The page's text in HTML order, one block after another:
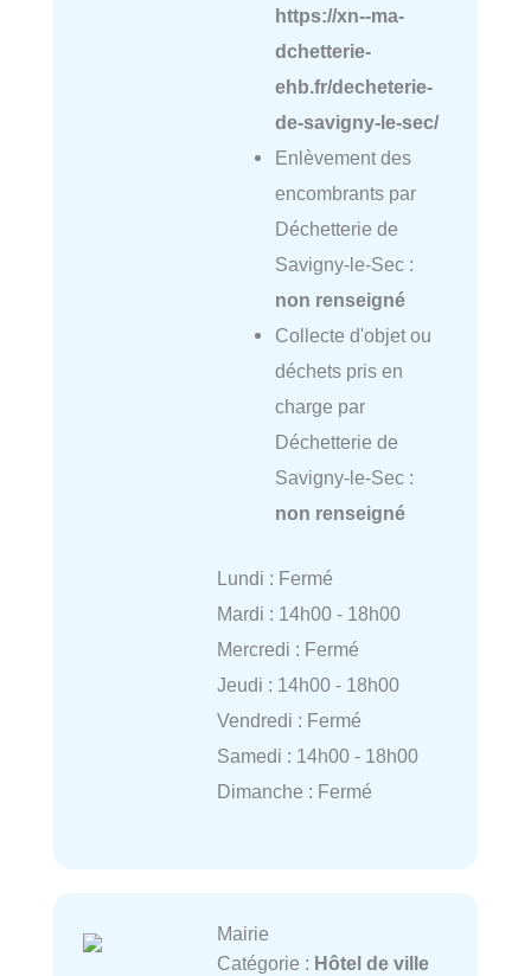
https://xn--ma-
dchetterie-
ehb.fr/decheterie-
de-savigny-le-sec/
Enlèvement des
encombrants par
Déchetterie de
Savigny-le-Sec :
non renseigné
Collecte d'objet ou
déchets pris en
charge par
Déchetterie de
Savigny-le-Sec :
non renseigné
Lundi : Fermé
Mardi : 14h00 - 18h00
Mercredi : Fermé
Jeudi : 14h00 - 18h00
Vendredi : Fermé
Samedi : 14h00 - 18h00
Dimanche : Fermé
Mairie
Catégorie : Hôtel de ville